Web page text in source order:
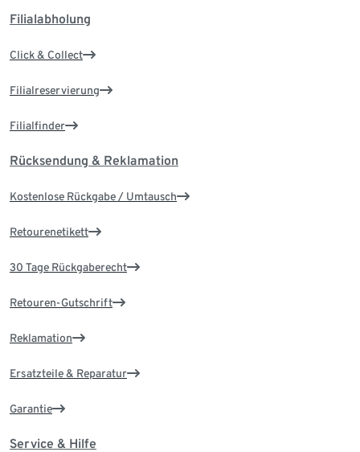
Filialabholung
Click & Collect
Filialreservierung
Filialfinder
Rücksendung & Reklamation
Kostenlose Rückgabe / Umtausch
Retourenetikett
30 Tage Rückgaberecht
Retouren-Gutschrift
Reklamation
Ersatzteile & Reparatur
Garantie
Service & Hilfe